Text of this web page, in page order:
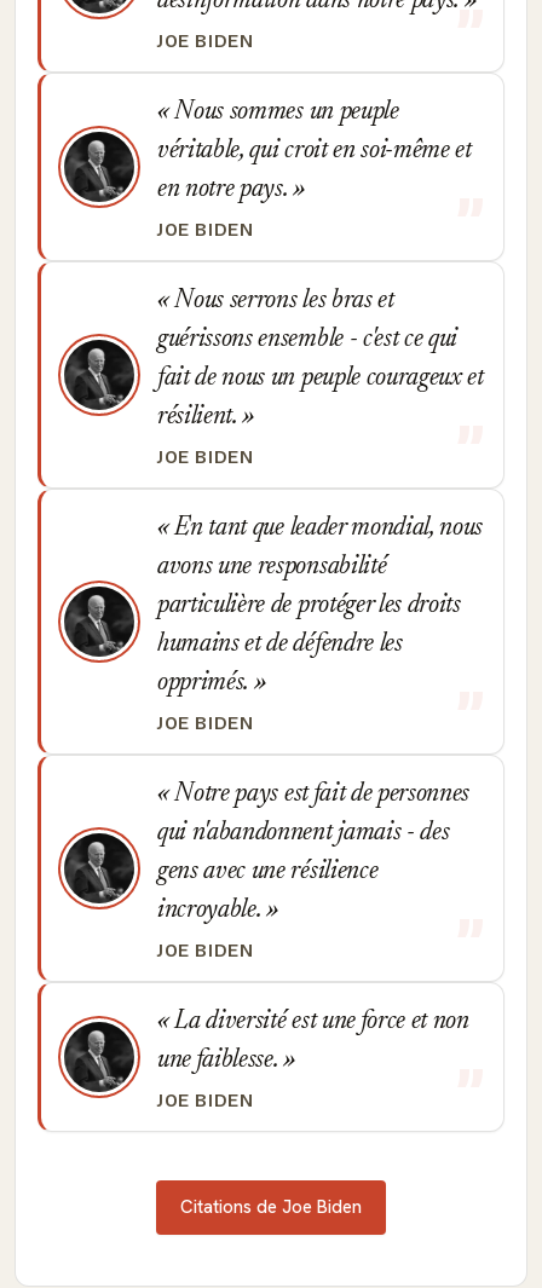
JOE BIDEN
Nous sommes un peuple
véritable, qui croit en soi-même et
en notre pays.
JOE BIDEN
Nous serrons les bras et
guérissons ensemble - c'est ce qui
fait de nous un peuple courageux et
résilient.
JOE BIDEN
En tant que leader mondial, nous
avons une responsabilité
particulière de protéger les droits
humains et de défendre les
opprimés.
JOE BIDEN
Notre pays est fait de personnes
qui n'abandonnent jamais - des
gens avec une résilience
incroyable.
JOE BIDEN
La diversité est une force et non
une faiblesse.
JOE BIDEN
Citations de Joe Biden